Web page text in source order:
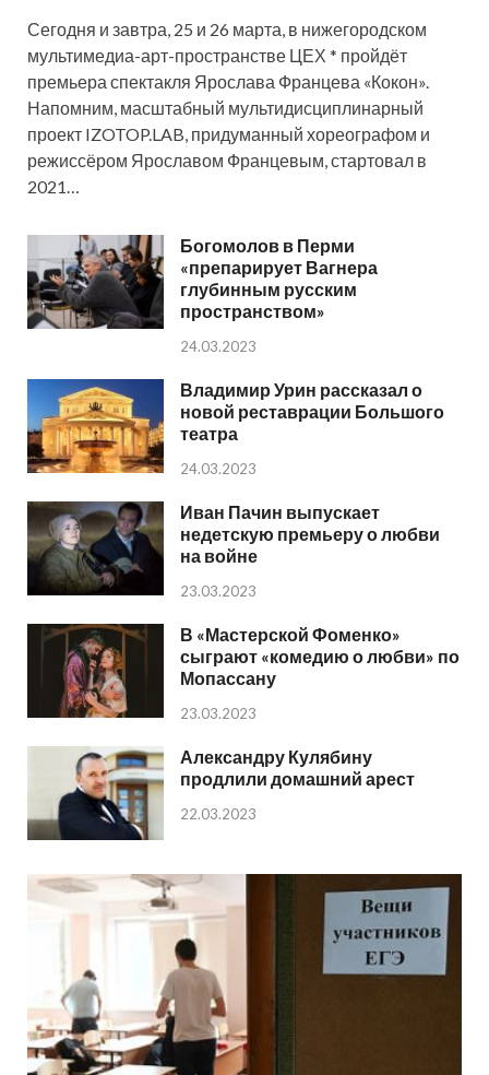
Сегодня и завтра, 25 и 26 марта, в нижегородском
мультимедиа-арт-пространстве ЦЕХ * пройдёт
премьера спектакля Ярослава Францева «Кокон».
Напомним, масштабный мультидисциплинарный
проект IZOTOP.LAB, придуманный хореографом и
режиссёром Ярославом Францевым, стартовал в
2021…
Богомолов в Перми
«препарирует Вагнера
глубинным русским
пространством»
24.03.2023
Владимир Урин рассказал о
новой реставрации Большого
театра
24.03.2023
Иван Пачин выпускает
недетскую премьеру о любви
на войне
23.03.2023
В «Мастерской Фоменко»
сыграют «комедию о любви» по
Мопассану
23.03.2023
Александру Кулябину
продлили домашний арест
22.03.2023